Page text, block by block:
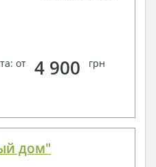
от 4 900 грн
дом"